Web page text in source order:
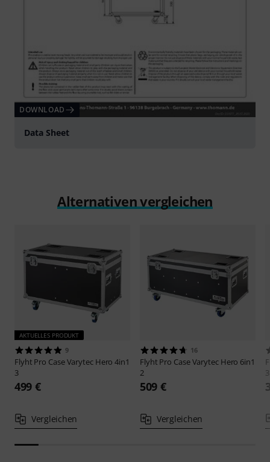
DOWNLOAD
Data Sheet
Alternativen vergleichen
AKTUELLES PRODUKT
9
Flyht Pro Case Varytec Hero 4in1
3
499 €
Vergleichen
16
Flyht Pro Case Varytec Hero 6in1
2
509 €
Vergleichen
3